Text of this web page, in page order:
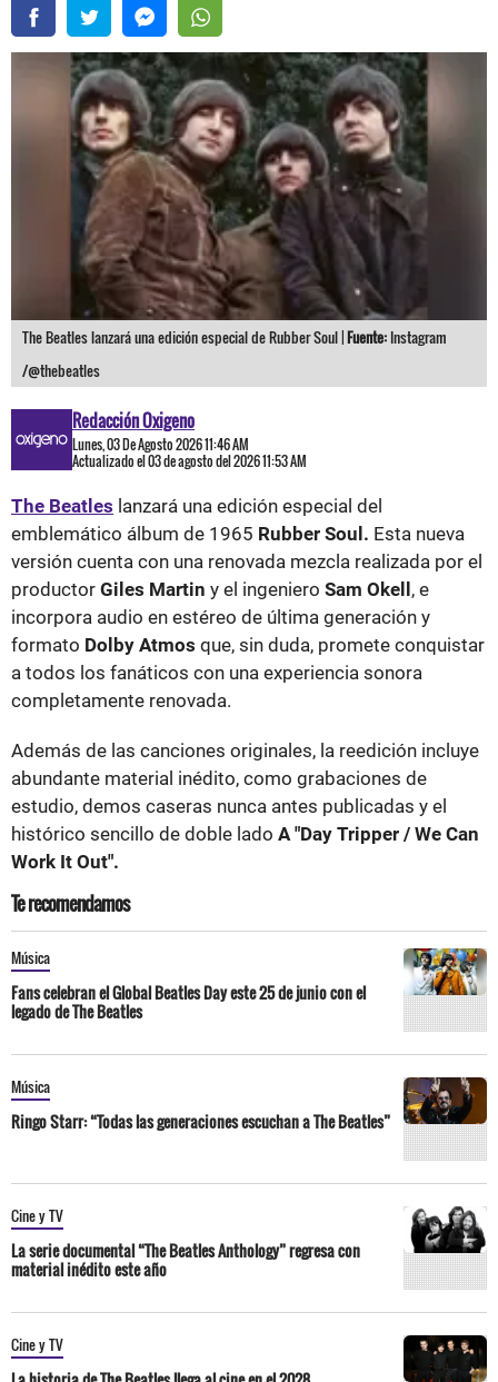
The Beatles lanzará una edición especial de Rubber Soul |Fuente: Instagram
/@thebeatles
Redacción Oxigeno
Lunes, 03 De Agosto 2026 11:46 AM
Actualizado el 03 de agosto del 2026 11:53 AM
The Beatles lanzará una edición especial del
emblemático álbum de 1965 Rubber Soul. Esta nueva
versión cuenta con una renovada mezcla realizada por el
productor Giles Martin y el ingeniero Sam Okell , e
incorpora audio en estéreo de última generación y
formato Dolby Atmos que, sin duda, promete conquistar
a todos los fanáticos con una experiencia sonora
completamente renovada.
Además de las canciones originales, la reedición incluye
abundante material inédito, como grabaciones de
estudio, demos caseras nunca antes publicadas y el
histórico sencillo de doble lado A "Day Tripper / We Can
Work It Out".
Te recomendamos
Música
Fans celebran el Global Beatles Day este 25 de junio con el
legado de The Beatles
Música
Ringo Starr: “Todas las generaciones escuchan a The Beatles”
Cine y TV
La serie documental “The Beatles Anthology” regresa con
material inédito este año
Cine y TV